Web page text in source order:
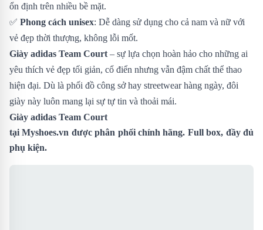
ổn định trên nhiều bề mặt.
✅ Phong cách unisex: Dễ dàng sử dụng cho cả nam và nữ với
vẻ đẹp thời thượng, không lỗi mốt.
Giày adidas Team Court – sự lựa chọn hoàn hảo cho những ai
yêu thích vẻ đẹp tối giản, cổ điển nhưng vẫn đậm chất thể thao
hiện đại. Dù là phối đồ công sở hay streetwear hàng ngày, đôi
giày này luôn mang lại sự tự tin và thoải mái.
Giày adidas Team Court
tạiMyshoes.vn được phân phối chính hãng. Full box, đầy đủ
phụ kiện.